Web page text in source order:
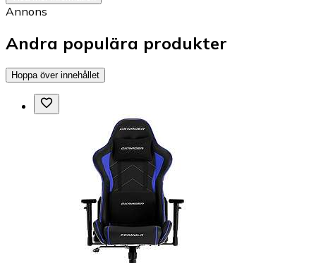
Annons
Andra populära produkter
Hoppa över innehållet